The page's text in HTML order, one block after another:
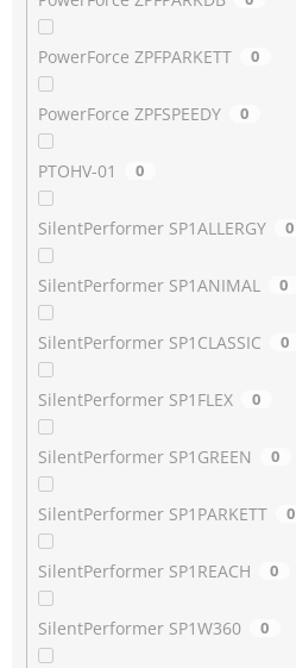
PowerForce ZPFPARKETT 0
PowerForce ZPFSPEEDY 0
PTOHV-01 0
SilentPerformer SP1ALLERGY 0
SilentPerformer SP1ANIMAL 0
SilentPerformer SP1CLASSIC 0
SilentPerformer SP1FLEX 0
SilentPerformer SP1GREEN 0
SilentPerformer SP1PARKETT 0
SilentPerformer SP1REACH 0
SilentPerformer SP1W360 0